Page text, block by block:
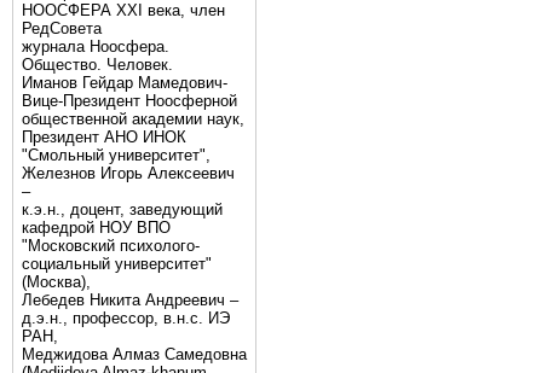
НООСФЕРА XXI века, член
РедСовета
журнала Ноосфера.
Общество. Человек.
Иманов Гейдар Мамедович-
Вице-Президент Ноосферной
общественной академии наук,
Президент АНО ИНОК
"Смольный университет",
Железнов Игорь Алексеевич
–
к.э.н., доцент, заведующий
кафедрой НОУ ВПО
"Московский психолого-
социальный университет"
(Москва),
Лебедев Никита Андреевич –
д.э.н., профессор, в.н.с. ИЭ
РАН,
Меджидова Алмаз Самедовна